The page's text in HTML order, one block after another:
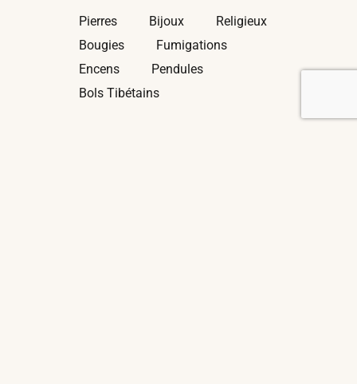
Pierres Bijoux
Religieux
Bougies
Fumigations
Encens
Pendules
Bols Tibétains